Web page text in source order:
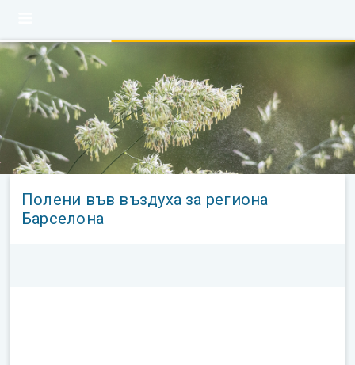
Полени във въздуха за региона
Барселона